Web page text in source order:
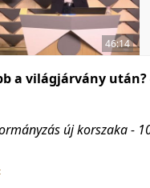
46:14
a világjárvány után?
új korszaka -